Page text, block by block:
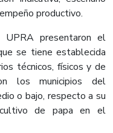
productivo.
presentaron el
se tiene establecida
técnicos, físicos y de
los municipios del
o bajo, respecto a su
de papa en el